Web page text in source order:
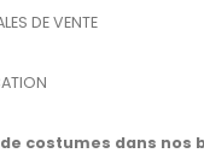
DE VENTE
costumes dans nos